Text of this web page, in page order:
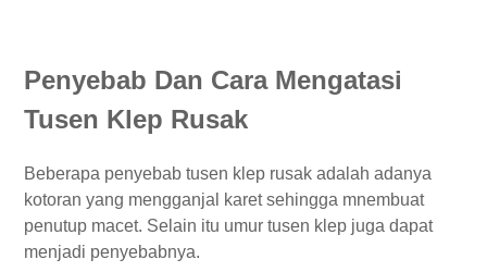
Penyebab Dan Cara Mengatasi
Tusen Klep Rusak
Beberapa penyebab tusen klep rusak adalah adanya
kotoran yang mengganjal karet sehingga mnembuat
penutup macet. Selain itu umur tusen klep juga dapat
menjadi penyebabnya.